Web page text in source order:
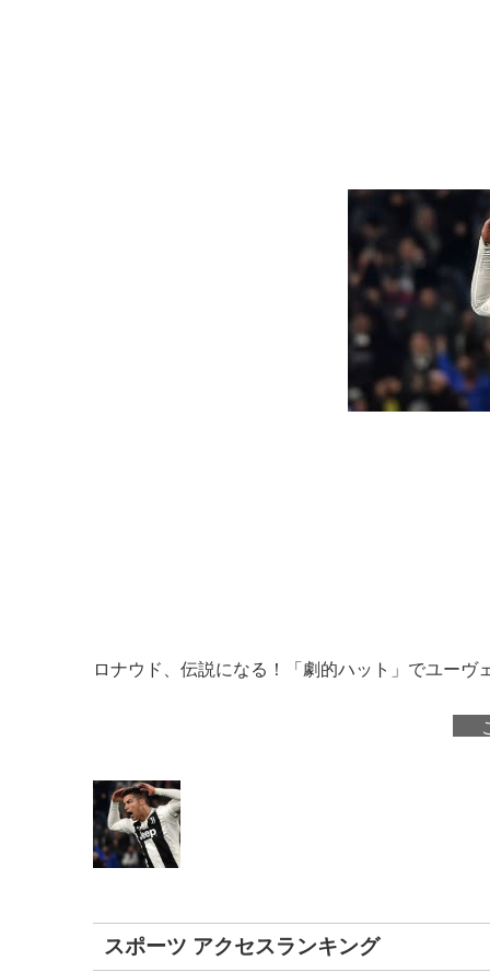
ロナウド、伝説になる！「劇的ハット」でユーヴ
スポーツ アクセスランキング